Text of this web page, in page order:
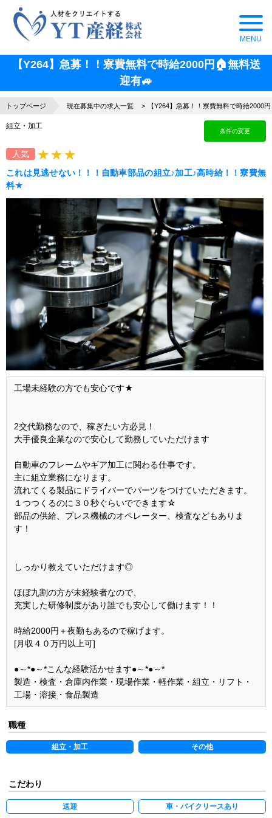
【Y264】急募！！寮費無料で時給2000円🏠無料送
迎有🚙
トップページ 現在募集中の求人一覧 【Y264】急募！！寮費無料で時給2000
組立・加工
条件の変更
人気
これは見逃せない！！！自動車部品の組立♪加工♪高時給！！寮費無
料★
工場未経験の方でも安心です★
2交代勤務なので、稼ぎたい方必見！
大手優良企業なので安心して勤務していただけます
自動車のフレームやギア加工に関わる仕事です。
主に組立業務になります。
流れてくる製品にドライバーでパーツをつけていただきます。
１つつくるのに３０秒ぐらいでできます☆
部品の供給、プレス機械のオペレーター、検査などもありま
す！
しっかり教えていただけます◎
ほぼ九割の方が未経験者なので、
充実した研修制度があり誰でも安心して働けます！！
時給2000円＋夜勤もあるので稼げます。
[月収４０万円以上可]
●～*●～*こんな経験活かせます●～*●～*
製造・検査・倉庫内作業・現場作業・軽作業・組立・リフト・
工場・溶接・食品製造
職種
組立・加工 その他
こだわり
送迎 車・バイクリースあり